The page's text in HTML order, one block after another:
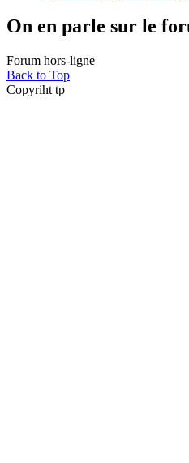
On en parle sur le
Forum hors-ligne
Back to Top
Copyriht tp